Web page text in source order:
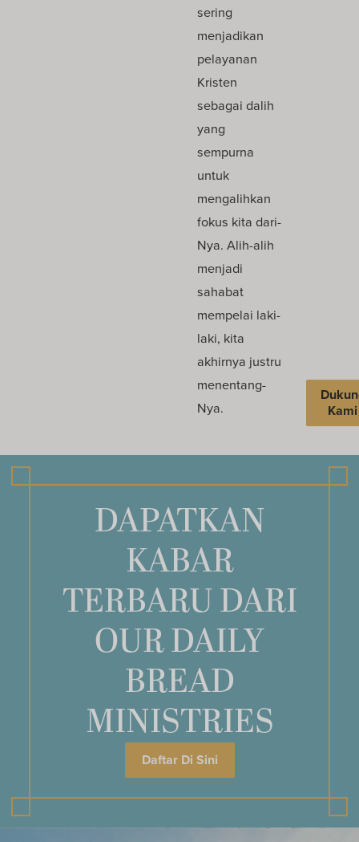
sering
menjadikan
pelayanan
Kristen
sebagai dalih
yang
sempurna
untuk
mengalihkan
fokus kita dari-
Nya. Alih-alih
menjadi
sahabat
mempelai laki-
laki, kita
akhirnya justru
menentang-
Nya.
Kami
DAPATKAN
KABAR
TERBARU DARI
OUR DAILY
BREAD
MINISTRIES
Daftar Di Sini